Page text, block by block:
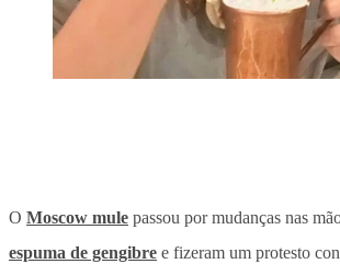
O Moscow mule passou por mudanças nas
espuma de gengibre e fizeram um protesto